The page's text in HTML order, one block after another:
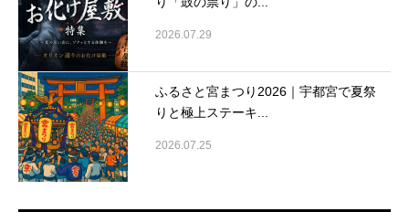
2026.07.29
ふるさと宮まつり2026｜宇都宮で夏祭
りと極上ステーキ...
2026.07.25